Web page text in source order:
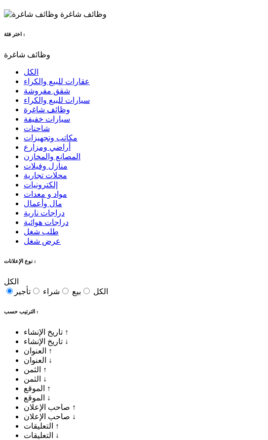
وظائف شاغرة
اختر فئة :
وظائف شاغرة
الكل
عقارات للبيع والكراء
شقق مفروشة
سيارات للبيع والكراء
وظائف شاغرة
سيارات خفيفة
شاحنات
مكاتب وتجهيزات
أراضي ومزارع
المصانع والمخازن
منازل وفيلات
محلات تجارية
إلكترونيات
مواد و معدات
مال وأعمال
دراجات نارية
دراجات هوائية
طلب شغل
عرض شغل
نوع الإعلانات :
الكل
الكل
بيع شراء تأجير
الترتيب حسب :
↑
↓
↑
↓
↑
↓
↑
↓
↑
↓
↑
↓